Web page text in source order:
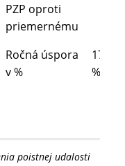
PZP oproti
priemernému
Ročná úspora
v %
17
%
poistnej udalosti